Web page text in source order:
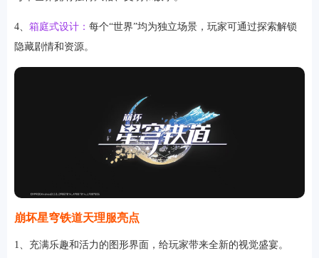
4、 箱庭式设计： 每个“世界”均为独立场景，玩家可通过探索解锁
隐藏剧情和资源。
崩坏星穹铁道天理服亮点
1、充满乐趣和活力的图形界面，给玩家带来全新的视觉盛宴。